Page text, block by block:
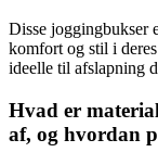
Disse joggingbukser
komfort og stil i
ideelle til afslapning
Hvad er
af, og hvordan